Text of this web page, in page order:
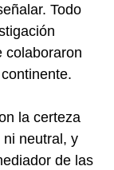
Todo
colaboraron
la certeza
neutral, y
de las